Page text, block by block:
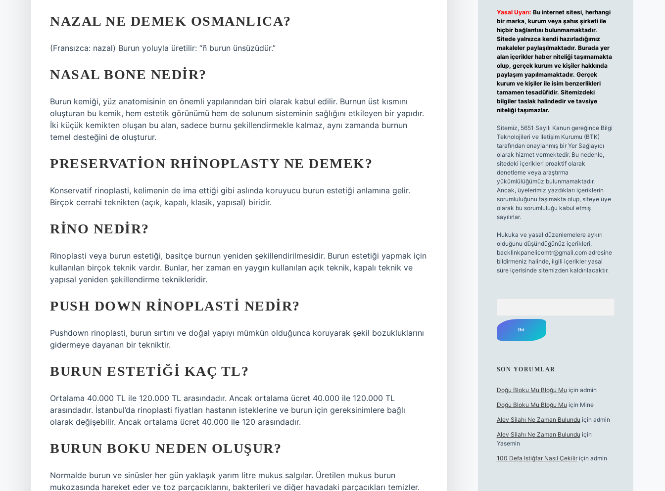
NAZAL NE DEMEK OSMANLICA?
(Fransızca: nazal) Burun yoluyla üretilir: “ñ burun ünsüzüdür.”
NASAL BONE NEDIR?
Burun kemiği, yüz anatomisinin en önemli yapılarından biri olarak kabul edilir. Burnun üst kısmını
oluşturan bu kemik, hem estetik görünümü hem de solunum sisteminin sağlığını etkileyen bir yapıdır.
İki küçük kemikten oluşan bu alan, sadece burnu şekillendirmekle kalmaz, aynı zamanda burnun
temel desteğini de oluşturur.
PRESERVATION RHINOPLASTY NE DEMEK?
Konservatif rinoplasti, kelimenin de ima ettiği gibi aslında koruyucu burun estetiği anlamına gelir.
Birçok cerrahi teknikten (açık, kapalı, klasik, yapısal) biridir.
RINO NEDIR?
Rinoplasti veya burun estetiği, basitçe burnun yeniden şekillendirilmesidir. Burun estetiği yapmak için
kullanılan birçok teknik vardır. Bunlar, her zaman en yaygın kullanılan açık teknik, kapalı teknik ve
yapısal yeniden şekillendirme teknikleridir.
PUSH DOWN RINOPLASTI NEDIR?
Pushdown rinoplasti, burun sırtını ve doğal yapıyı mümkün olduğunca koruyarak şekil bozukluklarını
gidermeye dayanan bir tekniktir.
BURUN ESTETIĞI KAÇ TL?
Ortalama 40.000 TL ile 120.000 TL arasındadır. Ancak ortalama ücret 40.000 ile 120.000 TL
arasındadır. İstanbul’da rinoplasti fiyatları hastanın isteklerine ve burun için gereksinimlere bağlı
olarak değişebilir. Ancak ortalama ücret 40.000 ile 120 arasındadır.
BURUN BOKU NEDEN OLUŞUR?
Normalde burun ve sinüsler her gün yaklaşık yarım litre mukus salgılar. Üretilen mukus burun
mukozasında hareket eder ve toz parçacıklarını, bakterileri ve diğer havadaki parçacıkları temizler.
Yasal Uyarı: Bu internet sitesi, herhangi
bir marka, kurum veya şahıs şirketi ile
hiçbir bağlantısı bulunmamaktadır.
Sitede yalnızca kendi hazırladığımız
makaleler paylaşılmaktadır. Burada yer
alan içerikler haber niteliği taşımamakta
olup, gerçek kurum ve kişiler hakkında
paylaşım yapılmamaktadır. Gerçek
kurum ve kişiler ile isim benzerlikleri
tamamen tesadüfidir. Sitemizdeki
bilgiler taslak halindedir ve tavsiye
niteliği taşımazlar.
Sitemiz, 5651 Sayılı Kanun gereğince Bilgi
Teknolojileri ve İletişim Kurumu (BTK)
tarafından onaylanmış bir Yer Sağlayıcı
olarak hizmet vermektedir. Bu nedenle,
sitedeki içerikleri proaktif olarak
denetleme veya araştırma
yükümlülüğümüz bulunmamaktadır.
Ancak, üyelerimiz yazdıkları içeriklerin
sorumluluğunu taşımakta olup, siteye üye
olarak bu sorumluluğu kabul etmiş
sayılırlar.
Hukuka ve yasal düzenlemelere aykırı
olduğunu düşündüğünüz içerikleri,
backlinkpanelicomtr@gmail.comadresine
bildirmeniz halinde, ilgili içerikler yasal
süre içerisinde sitemizden kaldırılacaktır.
SON YORUMLAR
Doğu Bloku Mu Bloğu Mu için admin
Doğu Bloku Mu Bloğu Mu için Mine
Alev Silahı Ne Zaman Bulundu için admin
Alev Silahı Ne Zaman Bulundu için
Yasemin
100 Defa Istiğfar Nasıl Çekiliriçin admin